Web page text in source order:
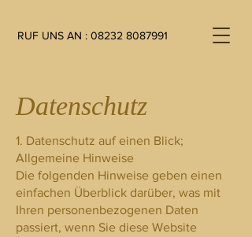
RUF UNS AN : 08232 8087991
Datenschutz
1. Datenschutz auf einen Blick;
Allgemeine Hinweise
Die folgenden Hinweise geben einen
einfachen Überblick darüber, was mit
Ihren personenbezogenen Daten
passiert, wenn Sie diese Website